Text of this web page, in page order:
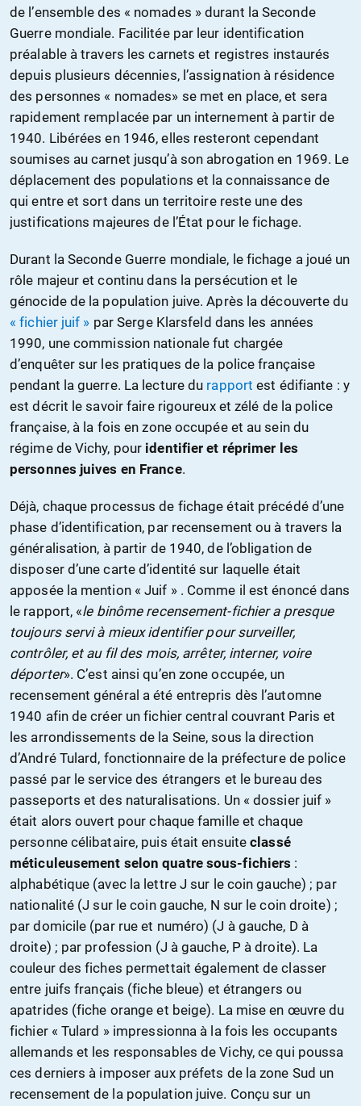
de l’ensemble des « nomades » durant la Seconde
Guerre mondiale. Facilitée par leur identification
préalable à travers les carnets et registres instaurés
depuis plusieurs décennies, l’assignation à résidence
des personnes « nomades» se met en place, et sera
rapidement remplacée par un internement à partir de
1940. Libérées en 1946, elles resteront cependant
soumises au carnet jusqu’à son abrogation en 1969. Le
déplacement des populations et la connaissance de
qui entre et sort dans un territoire reste une des
justifications majeures de l’État pour le fichage.
Durant la Seconde Guerre mondiale, le fichage a joué un
rôle majeur et continu dans la persécution et le
génocide de la population juive. Après la découverte du
« fichier juif » par Serge Klarsfeld dans les années
1990, une commission nationale fut chargée
d’enquêter sur les pratiques de la police française
pendant la guerre. La lecture du rapport est édifiante : y
est décrit le savoir faire rigoureux et zélé de la police
française, à la fois en zone occupée et au sein du
régime de Vichy, pour identifier et réprimer les
personnes juives en France.
Déjà, chaque processus de fichage était précédé d’une
phase d’identification, par recensement ou à travers la
généralisation, à partir de 1940, de l’obligation de
disposer d’une carte d’identité sur laquelle était
apposée la mention « Juif » . Comme il est énoncé dans
le rapport, «le binôme recensement-fichier a presque
toujours servi à mieux identifier pour surveiller,
contrôler, et au fil des mois, arrêter, interner, voire
déporter». C’est ainsi qu’en zone occupée, un
recensement général a été entrepris dès l’automne
1940 afin de créer un fichier central couvrant Paris et
les arrondissements de la Seine, sous la direction
d’André Tulard, fonctionnaire de la préfecture de police
passé par le service des étrangers et le bureau des
passeports et des naturalisations. Un « dossier juif »
était alors ouvert pour chaque famille et chaque
personne célibataire, puis était ensuiteclassé
méticuleusement selon quatre sous-fichiers :
alphabétique (avec la lettre J sur le coin gauche) ; par
nationalité (J sur le coin gauche, N sur le coin droite) ;
par domicile (par rue et numéro) (J à gauche, D à
droite) ; par profession (J à gauche, P à droite). La
couleur des fiches permettait également de classer
entre juifs français (fiche bleue) et étrangers ou
apatrides (fiche orange et beige). La mise en œuvre du
fichier « Tulard » impressionna à la fois les occupants
allemands et les responsables de Vichy, ce qui poussa
ces derniers à imposer aux préfets de la zone Sud un
recensement de la population juive. Conçu sur un